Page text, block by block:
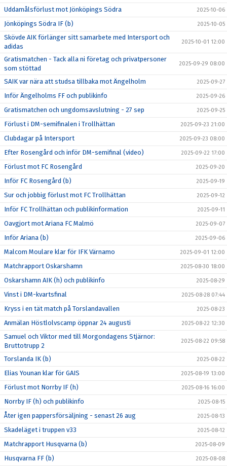
Uddamålsförlust mot Jönköpings Södra 2025-10-06
Jönköpings Södra IF (b) 2025-10-05
Skövde AIK förlänger sitt samarbete med Intersport och
adidas
2025-10-01 12:00
Gratismatchen - Tack alla ni företag och privatpersoner
som stöttad
2025-09-29 08:00
SAIK var nära att studsa tillbaka mot Ängelholm 2025-09-27
Inför Ängelholms FF och publikinfo 2025-09-26
Gratismatchen och ungdomsavslutning - 27 sep 2025-09-25
Förlust i DM-semifinalen i Trollhättan 2025-09-23 21:00
Clubdagar på Intersport 2025-09-23 08:00
Efter Rosengård och inför DM-semifinal (video) 2025-09-22 17:00
Förlust mot FC Rosengård 2025-09-20
Inför FC Rosengård (b) 2025-09-19
Sur och jobbig förlust mot FC Trollhättan 2025-09-12
Inför FC Trollhättan och publikinformation 2025-09-11
Oavgjort mot Ariana FC Malmö 2025-09-07
Inför Ariana (b) 2025-09-06
Malcom Moulare klar för IFK Värnamo 2025-09-01 12:00
Matchrapport Oskarshamn 2025-08-30 18:00
Oskarshamn AIK (h) och publikinfo 2025-08-29
Vinst i DM-kvartsfinal 2025-08-28 07:44
Kryss i en tät match på Torslandavallen 2025-08-23
Anmälan Höstlolvscamp öppnar 24 augusti 2025-08-22 12:30
Samuel och Viktor med till Morgondagens Stjärnor:
Bruttotrupp 2
2025-08-22 09:58
Torslanda IK (b) 2025-08-22
Elias Younan klar för GAIS 2025-08-19 13:00
Förlust mot Norrby IF (h) 2025-08-16 16:00
Norrby IF (h) och publikinfo 2025-08-15
Åter igen pappersförsäljning - senast 26 aug 2025-08-13
Skadeläget i truppen v33 2025-08-12
Matchrapport Husqvarna (b) 2025-08-09
Husqvarna FF (b) 2025-08-08